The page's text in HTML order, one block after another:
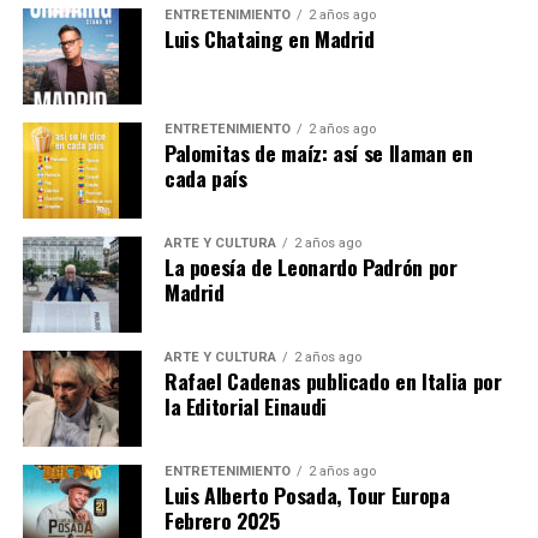
momento en que estará
acompañado por los escritores Karina Sáinz Borgo
y Juan Carlos Méndez Guédez,
escritura y la manera de entender la
poesía que signa el trabajo del autor caraqueño.
Las entradas están agotadas.
Se puede seguir en :
Presentación del libro «La difícil belleza de las
esquinas», de Leonardo Padrón
Emisión en directo | Instituto Cervantes
Nota
Post Views: 1.162
ENTRETENIMIENTO 2 años ago
Luis Chataing en Madrid
ENTRETENIMIENTO 2 años ago
Palomitas de maíz: así se llaman en
cada país
ARTE Y CULTURA 2 años ago
La poesía de Leonardo Padrón por
Madrid
ARTE Y CULTURA 2 años ago
Rafael Cadenas publicado en Italia por
la Editorial Einaudi
ENTRETENIMIENTO 2 años ago
Luis Alberto Posada, Tour Europa
Febrero 2025